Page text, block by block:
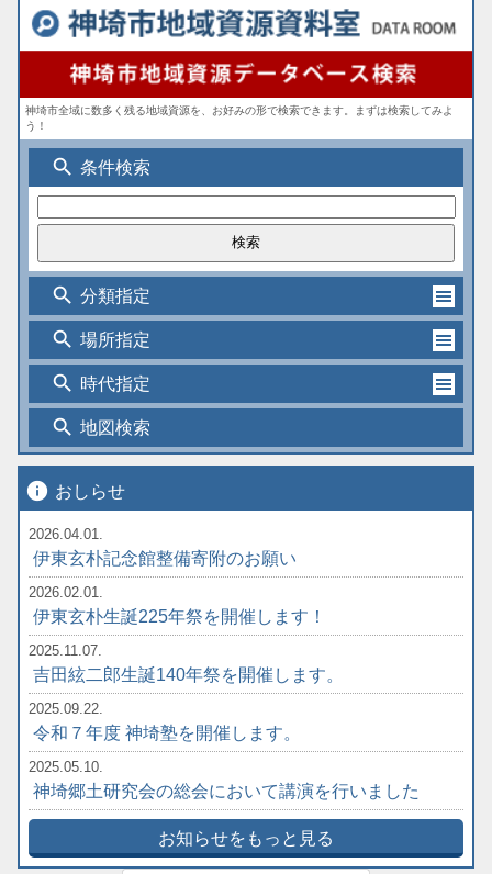
神埼市全域に数多く残る地域資源を、お好みの形で検索できます。まずは検索してみよ
う！
search 条件検索
search 分類指定
search 場所指定
search 時代指定
search 地図検索
info おしらせ
2026.04.01.
伊東玄朴記念館整備寄附のお願い
2026.02.01.
伊東玄朴生誕225年祭を開催します！
2025.11.07.
吉田絃二郎生誕140年祭を開催します。
2025.09.22.
令和７年度 神埼塾を開催します。
2025.05.10.
神埼郷土研究会の総会において講演を行いました
お知らせをもっと見る